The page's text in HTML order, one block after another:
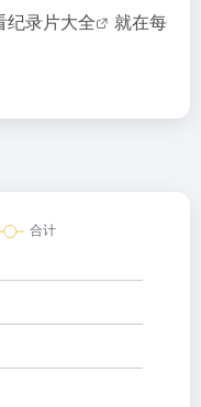
纪录片大全
就在每